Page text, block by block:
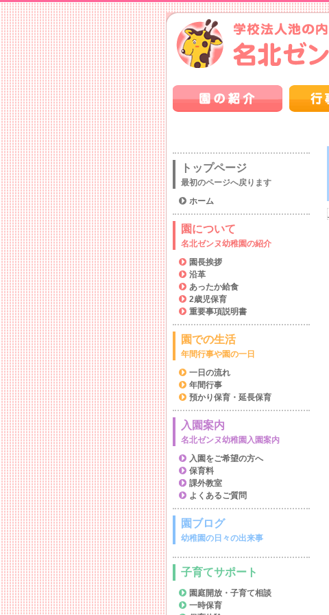
トップページ
最初のページへ戻ります
ホーム
園について
名北ゼンヌ幼稚園の紹介
園長挨拶
沿革
あったか給食
2歳児保育
重要事項説明書
園での生活
年間行事や園の一日
一日の流れ
年間行事
預かり保育・延長保育
入園案内
名北ゼンヌ幼稚園入園案内
入園をご希望の方へ
保育料
課外教室
よくあるご質問
園ブログ
幼稚園の日々の出来事
子育てサポート
園庭開放・子育て相談
一時保育